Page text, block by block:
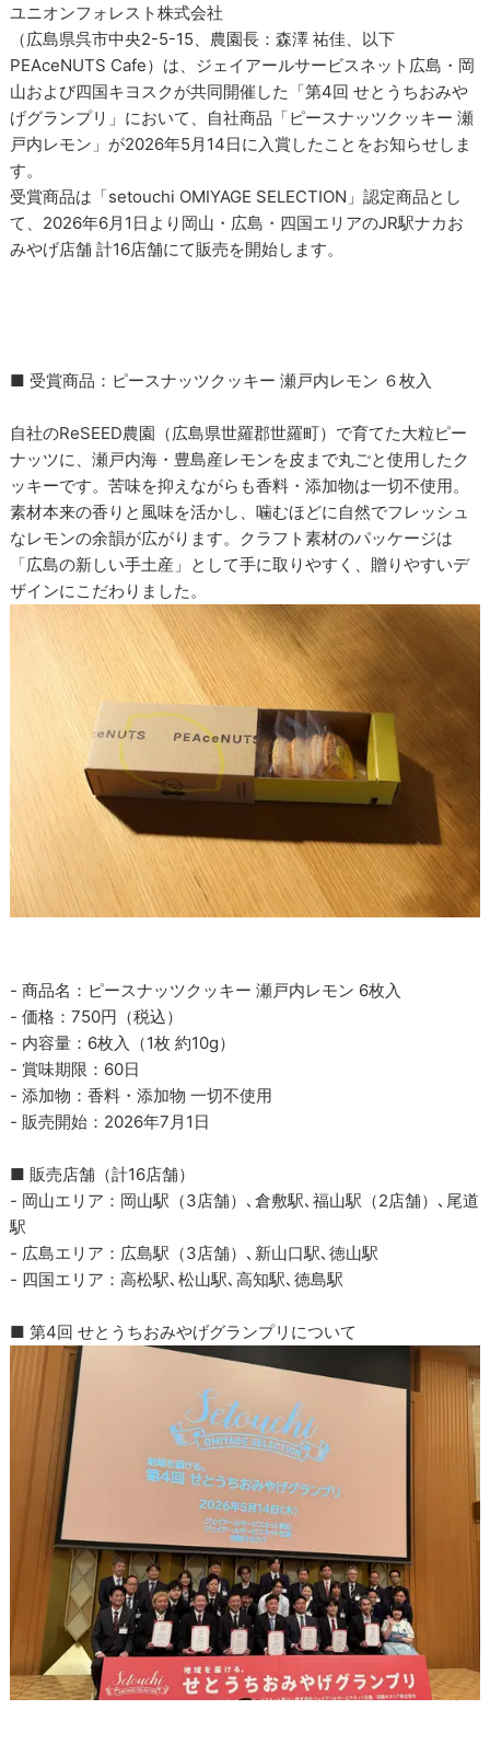
ユニオンフォレスト株式会社
（広島県呉市中央2-5-15、農園長：森澤 祐佳、以下
PEAceNUTS Cafe）は、ジェイアールサービスネット広島・岡
山および四国キヨスクが共同開催した「第4回 せとうちおみや
げグランプリ」において、自社商品「ピースナッツクッキー 瀬
戸内レモン」が2026年5月14日に入賞したことをお知らせしま
す。
受賞商品は「setouchi OMIYAGE SELECTION」認定商品とし
て、2026年6月1日より岡山・広島・四国エリアのJR駅ナカお
みやげ店舗 計16店舗にて販売を開始します。
■ 受賞商品：ピースナッツクッキー 瀬戸内レモン ６枚入
自社のReSEED農園（広島県世羅郡世羅町）で育てた大粒ピー
ナッツに、瀬戸内海・豊島産レモンを皮まで丸ごと使用したク
ッキーです。苦味を抑えながらも香料・添加物は一切不使用。
素材本来の香りと風味を活かし、噛むほどに自然でフレッシュ
なレモンの余韻が広がります。クラフト素材のパッケージは
「広島の新しい手土産」として手に取りやすく、贈りやすいデ
ザインにこだわりました。
- 商品名：ピースナッツクッキー 瀬戸内レモン 6枚入
- 価格：750円（税込）
- 内容量：6枚入（1枚 約10g）
- 賞味期限：60日
- 添加物：香料・添加物 一切不使用
- 販売開始：2026年7月1日
■ 販売店舗（計16店舗）
- 岡山エリア：岡山駅（3店舗）､倉敷駅､福山駅（2店舗）､尾道
駅
- 広島エリア：広島駅（3店舗）､新山口駅､徳山駅
- 四国エリア：高松駅､松山駅､高知駅､徳島駅
■ 第4回 せとうちおみやげグランプリについて